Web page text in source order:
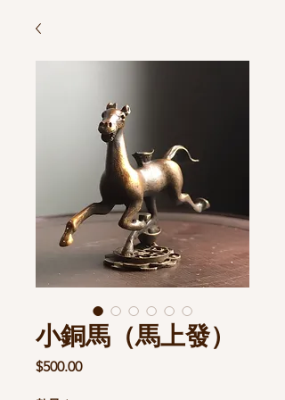
小銅馬（馬上發）
$500.00價